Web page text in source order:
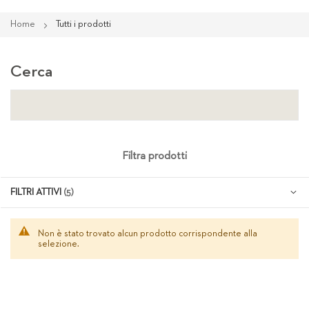
Home Tutti i prodotti
Non è stato trovato alcun prodotto corrispondente alla
selezione.
Cerca
Filtra prodotti
FILTRI ATTIVI